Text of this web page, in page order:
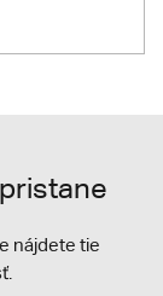
nájdete tie